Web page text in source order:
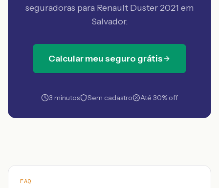
seguradoras para Renault Duster 2021 em
Salvador.
Calcular meu seguro grátis
3 minutos Sem cadastro Até 30% off
FAQ